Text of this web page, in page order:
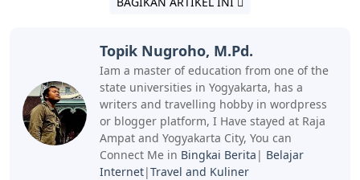
Topik Nugroho, M.Pd.
Iam a master of education from one of the
state universities in Yogyakarta, has a
writers and travelling hobby in wordpress
or blogger platform, I Have stayed at Raja
Ampat and Yogyakarta City, You can
Connect Me in Bingkai Berita | Belajar
Internet|Travel and Kuliner